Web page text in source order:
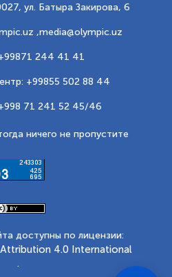
ул. Батыра Закирова, 6
,media@olympic.uz
244 41 41
+99855 502 88 44
71 241 52 45/46
ничего не пропустите
доступны по лицензии:
4.0 International
.